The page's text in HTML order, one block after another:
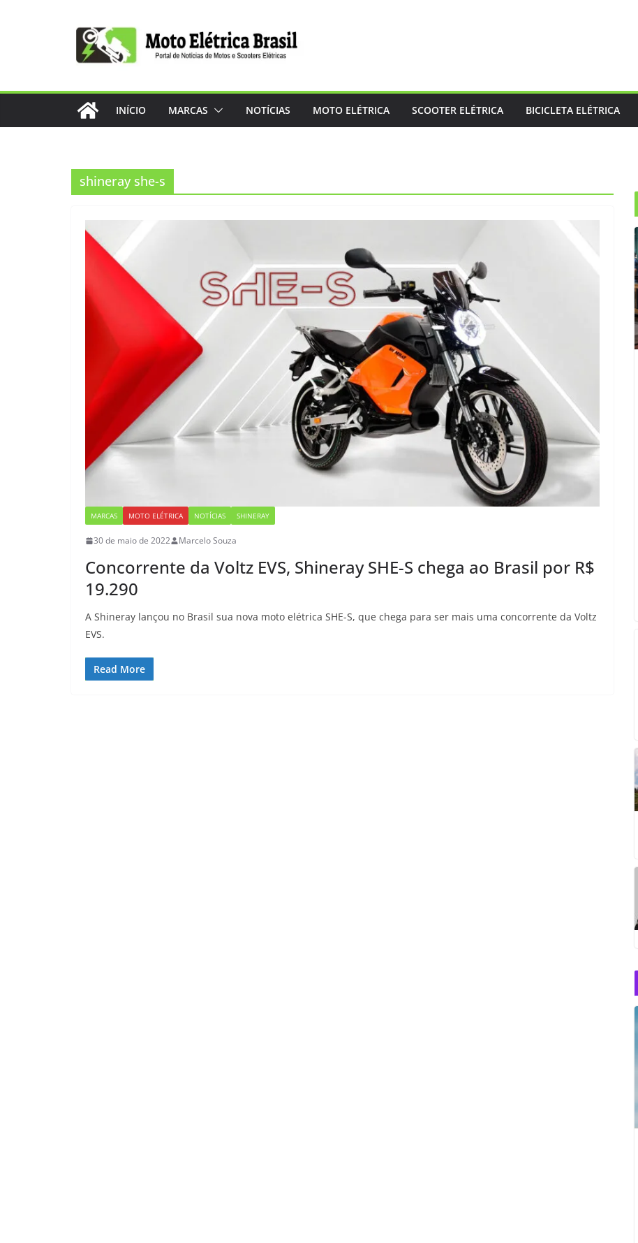
INÍCIO MARCAS NOTÍCIAS MOTO ELÉTRICA SCOOTER ELÉTRICA BICICLETA ELÉTRICA
shineray she-s
MARCAS MOTO ELÉTRICA NOTÍCIAS SHINERAY
30 de maio de 2022 Marcelo Souza
Concorrente da Voltz EVS, Shineray SHE-S chega ao Brasil por R$
19.290
A Shineray lançou no Brasil sua nova moto elétrica SHE-S, que chega para ser mais uma concorrente da Voltz
EVS.
Read More